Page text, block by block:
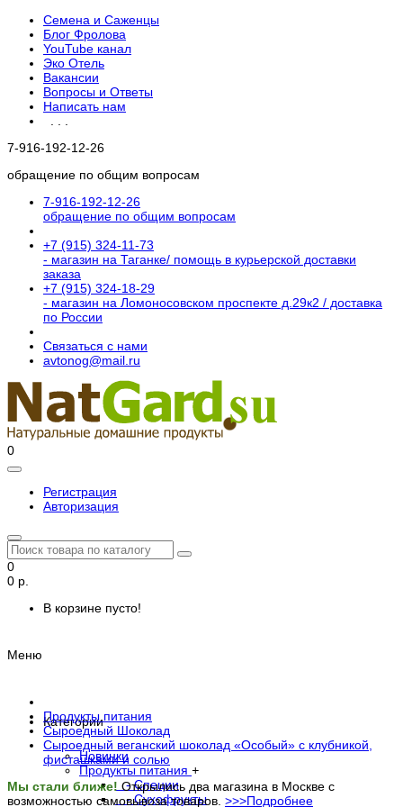
Семена и Саженцы
Блог Фролова
YouTube канал
Эко Отель
Вакансии
Вопросы и Ответы
Написать нам
7-916-192-12-26
обращение по общим вопросам
7-916-192-12-26
обращение по общим вопросам
+7 (915) 324-11-73
- магазин на Таганке/ помощь в курьерской доставки
заказа
+7 (915) 324-18-29
- магазин на Ломоносовском проспекте д.29к2 / доставка
по России
Связаться с нами
avtonog@mail.ru
0
Регистрация
Авторизация
0
0 р.
В корзине пусто!
Меню
Категории
Новинки
Продукты питания +
- Специи
- Сухофрукты
Продукты питания
Сыроедный Шоколад
Сыроедный веганский шоколад «Особый» с клубникой,
фисташками и солью
Мы стали ближе! Открылись два магазина в Москве с
возможностью самовывоза товаров. >>>Подробнее